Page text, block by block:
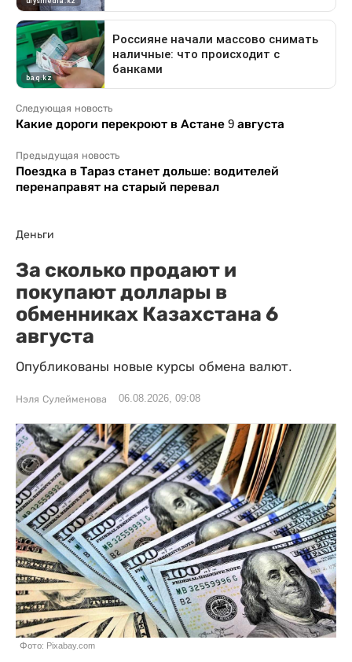
Следующая новость
Какие дороги перекроют в Астане 9 августа
Предыдущая новость
Поездка в Тараз станет дольше: водителей
перенаправят на старый перевал
Деньги
За сколько продают и
покупают доллары в
обменниках Казахстана 6
августа
Опубликованы новые курсы обмена валют.
Нэля Сулейменова 06.08.2026, 09:08
Фото: Pixabay.com